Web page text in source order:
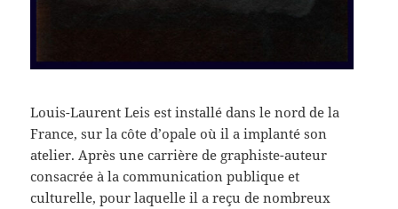
Louis-Laurent Leis est installé dans le nord de la
France, sur la côte d’opale où il a implanté son
atelier. Après une carrière de graphiste-auteur
consacrée à la communication publique et
culturelle, pour laquelle il a reçu de nombreux